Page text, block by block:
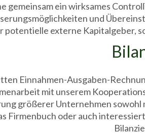
gemeinsam ein wirksames
und
potentielle externe Kapitalgeber,
Einnahmen-Ausgaben-
mit unserem
größerer Unternehmen
Firmenbuch oder auch